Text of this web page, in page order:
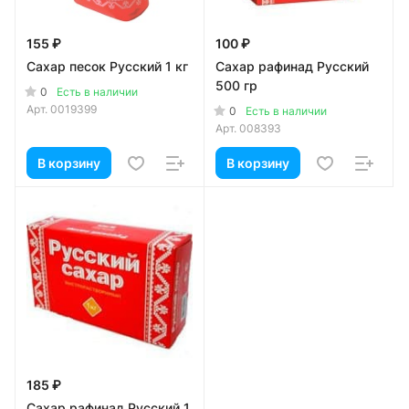
155 ₽
Сахар песок Русский 1 кг
0
Есть в наличии
Арт. 0019399
В корзину
100 ₽
Сахар рафинад Русский
500 гр
0
Есть в наличии
Арт. 008393
В корзину
185 ₽